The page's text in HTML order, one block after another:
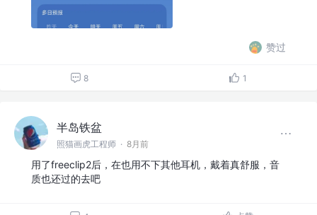
赞过
8 1
半岛铁盆
照猫画虎工程师 · 8月前
用了freeclip2后，在也用不下其他耳机，戴着真舒服，音
质也还过的去吧